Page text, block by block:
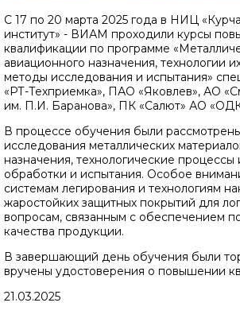
С 17 по 20 марта 2025 года в НИЦ
институт» - ВИАМ проходили курсы
квалификации по программе
авиационного назначения, технологии
методы исследования и испытания»
«РТ-Техприемка», ПАО «Яковлев», АО
им. П.И. Баранова», ПК «Салют» АО
В процессе обучения были
исследования металлических
назначения, технологические процессы
обработки и испытания. Особое
системам легирования и технологиям
жаростойких защитных покрытий для
вопросам, связанным с обеспечением
качества продукции.
В завершающий день обучения были
вручены удостоверения о повышении
21.03.2025